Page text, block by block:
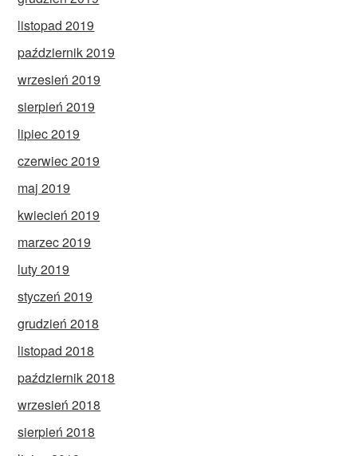
listopad 2019
październik 2019
wrzesień 2019
sierpień 2019
lipiec 2019
czerwiec 2019
maj 2019
kwiecień 2019
marzec 2019
luty 2019
styczeń 2019
grudzień 2018
listopad 2018
październik 2018
wrzesień 2018
sierpień 2018